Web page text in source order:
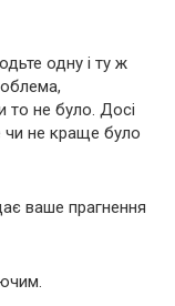
одну і ту ж
то не було. Досі
чи не краще було
ваше прагнення